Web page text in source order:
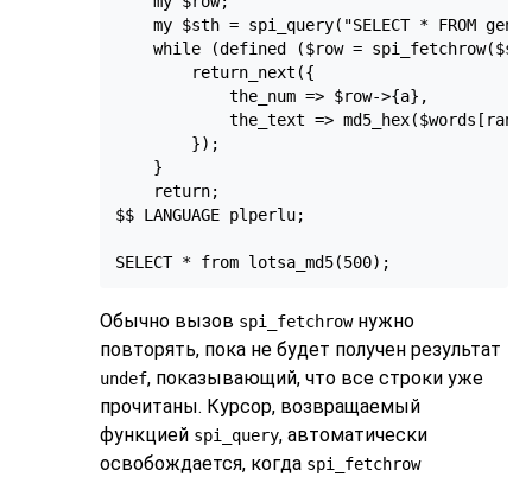
my $sth = spi_query("SELECT * FROM
while (defined ($row =
        return_next({
            the_num => $row->{a},
the_text => md5_hex($words[rand
        });
    }
    return;
$$ LANGUAGE plperlu;
SELECT * from lotsa_md5(500);
Обычно вызов spi_fetchrowнужно
повторять, пока не будет получен результат
undef, показывающий, что все строки уже
прочитаны. Курсор, возвращаемый
функцией spi_query, автоматически
освобождается, когда spi_fetchrow